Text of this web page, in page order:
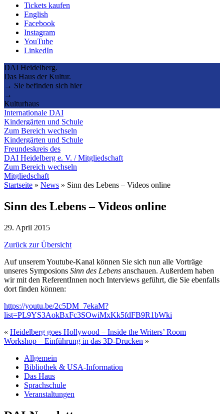
Tickets kaufen
English
Facebook
Instagram
YouTube
LinkedIn
DAI Heidelberg.
Das Haus der Kultur.
→ Sie befinden sich hier
→
Kulturhaus
Internationale DAI
Kindergärten und Schule
Zum Bereich wechseln
Kindergärten und Schule
Freundeskreis des
DAI Heidelberg e. V. / Mitgliedschaft
Zum Bereich wechseln
Mitgliedschaft
Startseite » News » Sinn des Lebens – Videos online
Sinn des Lebens – Videos online
29. April 2015
Zurück zur Übersicht
Auf unserem Youtube-Kanal können Sie sich nun alle Vorträge
unseres Symposions Sinn des Lebens anschauen. Außerdem haben
wir mit den ReferentInnen noch Interviews geführt, die Sie ebenfalls
dort finden können:
https://youtu.be/2c5DM_7ekaM?
list=PL9YS3AokBxFc3SOwiMxKk5fdFB9R1bWki
« Heidelberg goes Hollywood – Inside the Writers’ Room
Workshop – Einführung in das 3D-Drucken »
Allgemein
Bibliothek & USA-Information
Das Haus
Sprachschule
Veranstaltungen